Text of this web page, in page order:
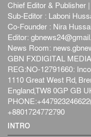
Chief Editor & Publisher
Sub-Editor : Laboni
Co-Founder : Nira
Editor:
News Room:
GBN FXDIGITAL
REG:NO-12791660:
1110 Great West Rd,
England,TW8 0GP GB
+8801724772790
INTRO